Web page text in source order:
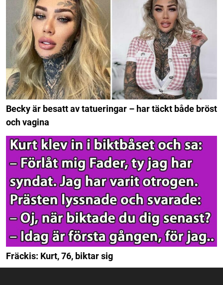
Becky är besatt av tatueringar – har täckt både bröst
och vagina
Fräckis: Kurt, 76, biktar sig